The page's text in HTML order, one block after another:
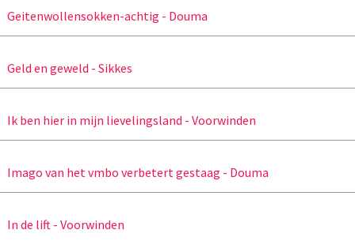
Geitenwollensokken-achtig - Douma
Geld en geweld - Sikkes
Ik ben hier in mijn lievelingsland - Voorwinden
Imago van het vmbo verbetert gestaag - Douma
In de lift - Voorwinden